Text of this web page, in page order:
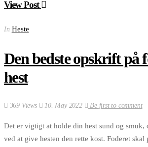
View Post
In Heste
Den bedste opskrift på
hest
369 Views 10. May 2022 Be first to comment
Det er vigtigt at holde din hest sund og smuk,
ved at give hesten den rette kost. Foderet skal